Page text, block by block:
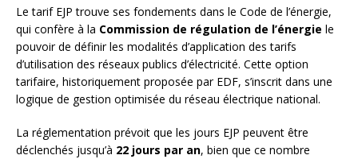
Le tarif EJP trouve ses fondements dans le Code de l’énergie,
qui confère à la Commission de régulation de l’énergie le
pouvoir de définir les modalités d’application des tarifs
d’utilisation des réseaux publics d’électricité. Cette option
tarifaire, historiquement proposée par EDF, s’inscrit dans une
logique de gestion optimisée du réseau électrique national.
La réglementation prévoit que les jours EJP peuvent être
déclenchés jusqu’à 22 jours par an, bien que ce nombre